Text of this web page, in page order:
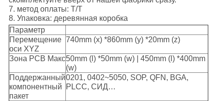
7. метод оплаты: T/T
8. Упаковка: деревянная коробка
Параметр
Перемещение
оси XYZ
740mm (x) *860mm (y) *20mm (z)
Зона PCB Макс50mm (l) *50mm (w) | 450mm (l) *400mm
(w)
Поддержанный
компонентный
пакет
0201, 0402~5050, SOP, QFN, BGA,
PLCC, СИД…